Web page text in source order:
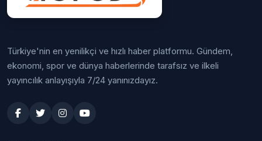
Türkiye'nin en yenilikçi ve hızlı haber platformu. Gündem,
ekonomi, spor ve dünya haberlerinde tarafsız ve ilkeli
yayıncılık anlayışıyla 7/24 yanınızdayız.